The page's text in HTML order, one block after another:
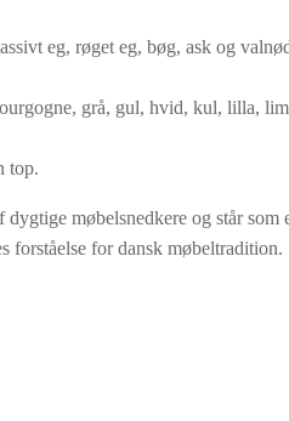
eg, røget eg, bøg, ask og
grå, gul, hvid, kul, lilla,
top.
møbelsnedkere og står som
forståelse for dansk møbeltradition.